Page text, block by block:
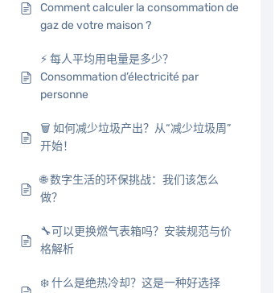
Comment calculer la consommation de
gaz de votre maison ?
⚡ 每人平均用电量是多少？
Consommation d’électricité par
personne
🗑️ 如何减少垃圾产出？从“减少垃圾周”
开始！
🌐 数字生活的环保挑战：我们该怎么
做？
🔧可以更换燃气表箱吗？安装规范与价
格解析
❄️ 什么是绝热冷却？这是一种好选择